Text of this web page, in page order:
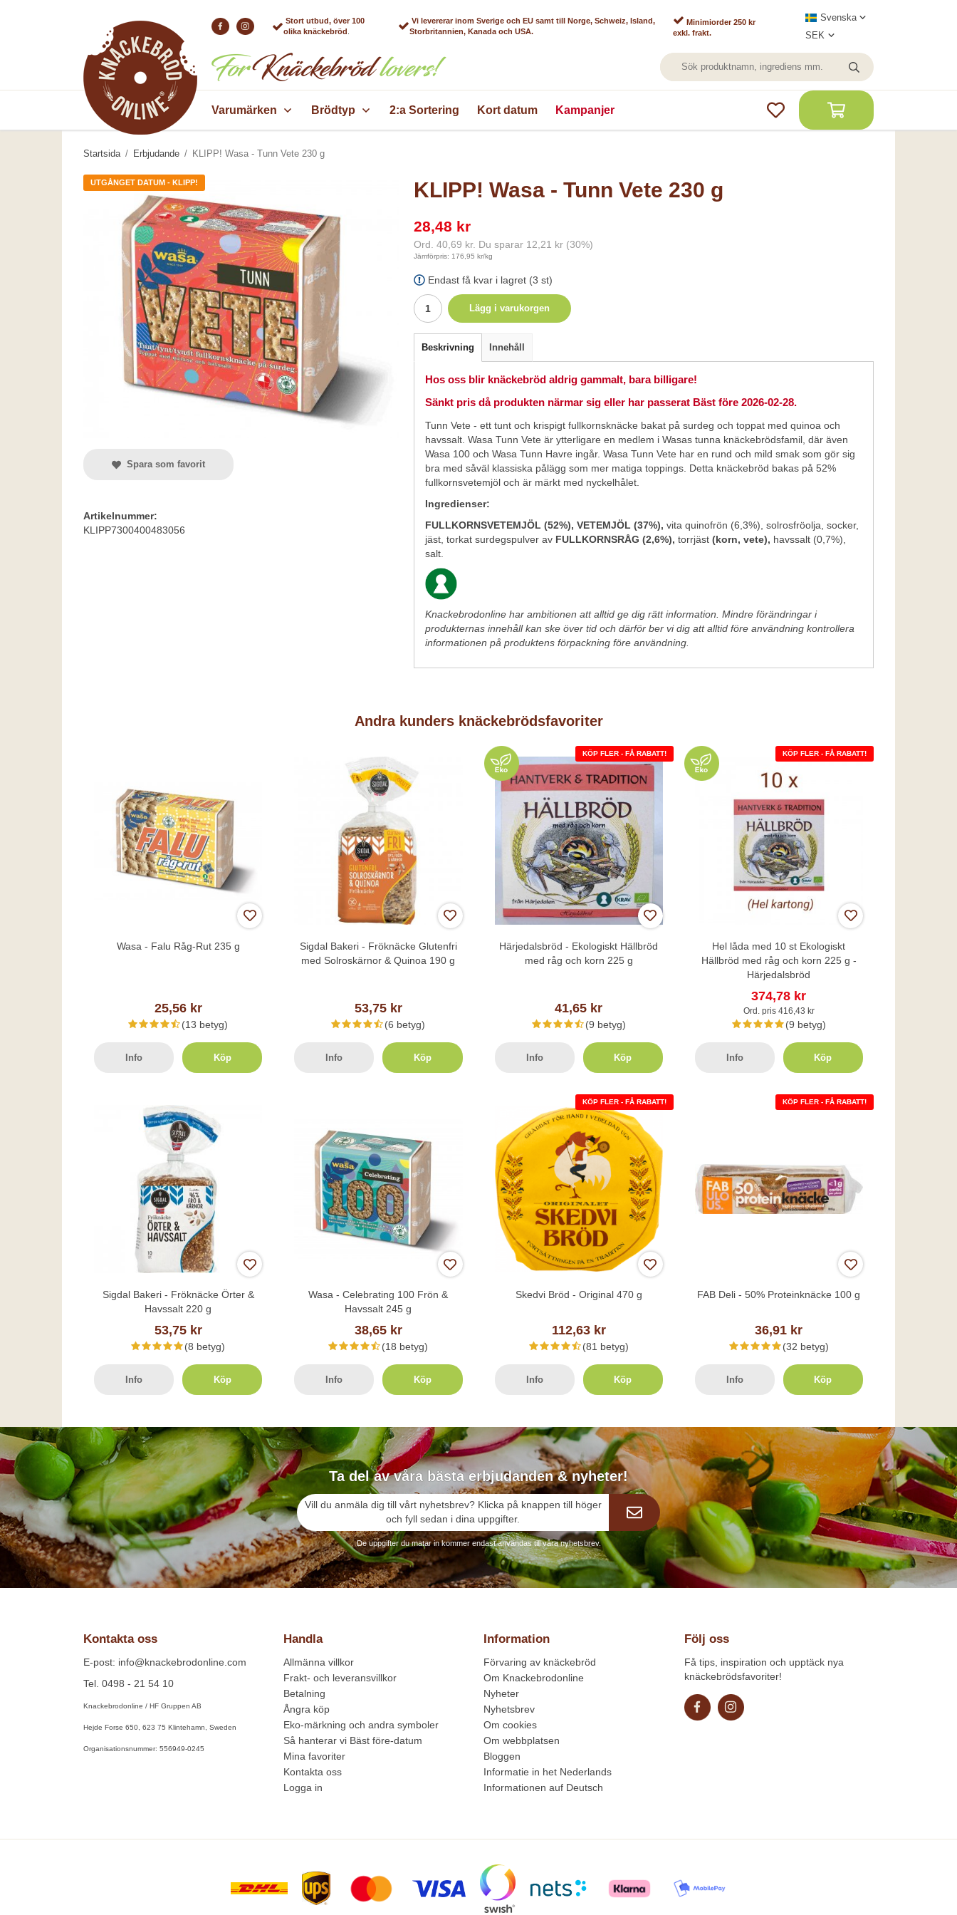
Stort utbud, över 100
olika knäckebröd
Vi levererar inom Sverige och EU samt till Norge, Schweiz, Island,
Storbritannien, Kanada och USA.
Minimiorder 250 kr
exkl. frakt.
Varumärken Brödtyp 2:a Sortering Kort datum Kampanjer
Startsida / Erbjudande / KLIPP! Wasa - Tunn Vete 230 g
UTGÅNGET DATUM - KLIPP! KLIPP! Wasa - Tunn Vete 230 g
28,48 kr
Ord. 40,69 kr. Du sparar 12,21 kr (30%)
Jämförpris: 176,95 kr/kg
Endast få kvar i lagret (3 st)
Lägg i varukorgen
Beskrivning Innehåll
Hos oss blir knäckebröd aldrig gammalt, bara billigare!
Sänkt pris då produkten närmar sig eller har passerat Bäst före 2026-02-28.
Tunn Vete - ett tunt och krispigt fullkornsknäcke bakat på surdeg och toppat med quinoa och
havssalt. Wasa Tunn Vete är ytterligare en medlem i Wasas tunna knäckebrödsfamil, där även
Wasa 100 och Wasa Tunn Havre ingår. Wasa Tunn Vete har en rund och mild smak som gör sig
bra med såväl klassiska pålägg som mer matiga toppings. Detta knäckebröd bakas på 52%
fullkornsvetemjöl och är märkt med nyckelhålet.
Ingredienser:
FULLKORNSVETEMJÖL (52%), VETEMJÖL (37%), vita quinofrön (6,3%), solrosfröolja, socker,
jäst, torkat surdegspulver av FULLKORNSRÅG (2,6%), torrjäst (korn, vete), havssalt (0,7%),
salt.
Knackebrodonline har ambitionen att alltid ge dig rätt information. Mindre förändringar i
produkternas innehåll kan ske över tid och därför ber vi dig att alltid före användning kontrollera
informationen på produktens förpackning före användning.
Spara som favorit
Artikelnummer:
KLIPP7300400483056
Andra kunders knäckebrödsfavoriter
Wasa - Falu Råg-Rut 235 g
25,56 kr
(13 betyg)
Info Köp
Sigdal Bakeri - Fröknäcke Glutenfri
med Solroskärnor & Quinoa 190 g
53,75 kr
(6 betyg)
Info Köp
KÖP FLER - FÅ RABATT!
Härjedalsbröd - Ekologiskt Hällbröd
med råg och korn 225 g
41,65 kr
(9 betyg)
Info Köp
KÖP FLER - FÅ RABATT!
Hel låda med 10 st Ekologiskt
Hällbröd med råg och korn 225 g -
Härjedalsbröd
374,78 kr
Ord. pris 416,43 kr
(9 betyg)
Info Köp
Sigdal Bakeri - Fröknäcke Örter &
Havssalt 220 g
53,75 kr
(8 betyg)
Info Köp
Wasa - Celebrating 100 Frön &
Havssalt 245 g
38,65 kr
(18 betyg)
Info Köp
KÖP FLER - FÅ RABATT!
Skedvi Bröd - Original 470 g
112,63 kr
(81 betyg)
Info Köp
KÖP FLER - FÅ RABATT!
FAB Deli - 50% Proteinknäcke 100 g
36,91 kr
(32 betyg)
Info Köp
Ta del av våra bästa erbjudanden & nyheter!
Vill du anmäla dig till vårt nyhetsbrev? Klicka på knappen till höger
och fyll sedan i dina uppgifter.
De uppgifter du matar in kommer endast användas till våra nyhetsbrev.
Kontakta oss
E-post: info@knackebrodonline.com
Tel. 0498 - 21 54 10
Knackebrodonline / HF Gruppen AB
Hejde Forse 650, 623 75 Klintehamn, Sweden
Organisationsnummer: 556949-0245
Handla
Allmänna villkor
Frakt- och leveransvillkor
Betalning
Ångra köp
Eko-märkning och andra symboler
Så hanterar vi Bäst före-datum
Mina favoriter
Kontakta oss
Logga in
Information
Förvaring av knäckebröd
Om Knackebrodonline
Nyheter
Nyhetsbrev
Om cookies
Om webbplatsen
Bloggen
Informatie in het Nederlands
Informationen auf Deutsch
Följ oss
Få tips, inspiration och upptäck nya
knäckebrödsfavoriter!